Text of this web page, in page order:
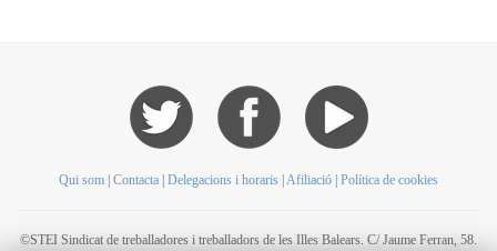
Qui som Contacta Delegacions i horaris Afiliació Política de cookies
©STEI Sindicat de treballadores i treballadors de les Illes Balears. C/ Jaume Ferran, 58.